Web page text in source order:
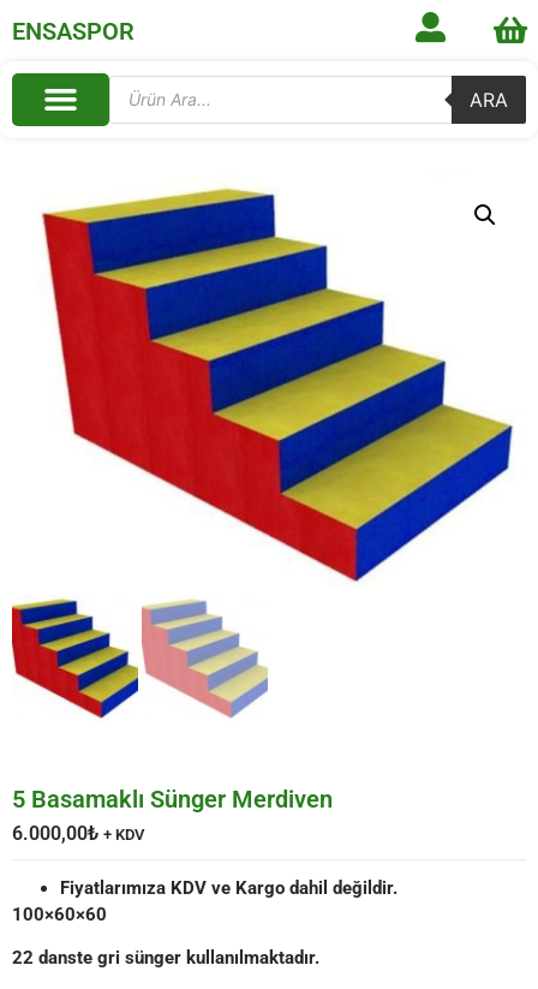
ENSASPOR
ARA
5 Basamaklı Sünger Merdiven
6.000,00₺ + KDV
Fiyatlarımıza KDV ve Kargo dahil değildir.
100×60×60
22 danste gri sünger kullanılmaktadır.